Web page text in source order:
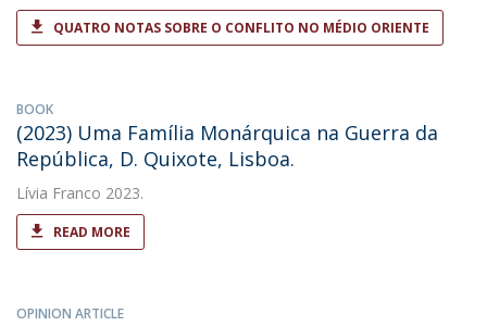
QUATRO NOTAS SOBRE O CONFLITO NO MÉDIO ORIENTE
BOOK
(2023) Uma Família Monárquica na Guerra da
República, D. Quixote, Lisboa.
Lívia Franco 2023.
READ MORE
OPINION ARTICLE